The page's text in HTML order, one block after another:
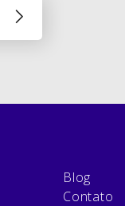
Blog
Contato